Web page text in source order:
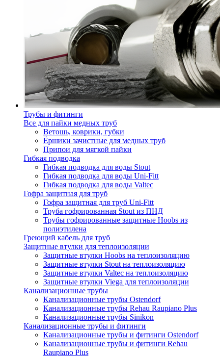
Трубы и фитинги
Все для пайки медных труб
Ветошь, коврики, губки
Ёршики зачистные для медных труб
Припои для мягкой пайки
Гибкая подводка
Гибкая подводка для воды Stout
Гибкая подводка для воды Uni-Fitt
Гибкая подводка для воды Valtec
Гофра защитная для труб
Гофра защитная для труб Uni-Fitt
Труба гофрированная Stout из ПНД
Трубы гофрированные защитные Hoobs из
полиэтилена
Греющий кабель для труб
Защитные втулки для теплоизоляции
Защитные втулки Hoobs на теплоизоляцию
Защитные втулки Stout на теплоизоляцию
Защитные втулки Valtec на теплоизоляцию
Защитные втулки Viega для теплоизоляции
Канализационные трубы
Канализационные трубы Ostendorf
Канализационные трубы Rehau Raupiano Plus
Канализационные трубы Sinikon
Канализационные трубы и фитинги
Канализационные трубы и фитинги Ostendorf
Канализационные трубы и фитинги Rehau
Raupiano Plus